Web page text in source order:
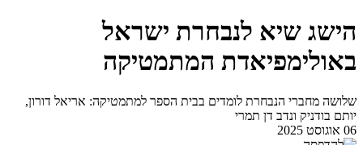
הישג שיא לנבחרת ישראל
באולימפיאדת המתמטיקה
שלושה מחברי הנבחרת לומדים בבית הספר למתמטיקה: אריאל דורון,
יותם בודניק ונדב דן תמרי
06 אוגוסט 2025